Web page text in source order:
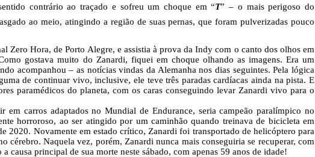
contrário ao traçado e sofreu um choque em “T” – o mais perigoso do
ao meio, atingindo a região de suas pernas, que foram pulverizadas pouco
Zero Hora, de Porto Alegre, e assistia à prova da Indy com o canto dos olhos em
gostava muito do Zanardi, fiquei em choque olhando as imagens. Era um
acompanhou – as notícias vindas da Alemanha nos dias seguintes. Pela lógica
de continuar vivo, inclusive, ele teve três paradas cardíacas ainda na pista. E
paramédicos do planeta, com os caras conseguindo levar Zanardi vivo para o
em carros adaptados no Mundial de Endurance, seria campeão paralímpico no
horroroso, ao ser atingido por um caminhão quando treinava de bicicleta em
2020. Novamente em estado crítico, Zanardi foi transportado de helicóptero para
cérebro. Naquela vez, porém, Zanardi nunca mais conseguiria se recuperar, com
causa principal de sua morte neste sábado, com apenas 59 anos de idade!